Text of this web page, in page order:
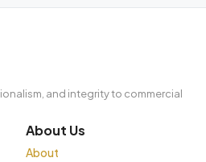
and integrity to commercial
About Us
About